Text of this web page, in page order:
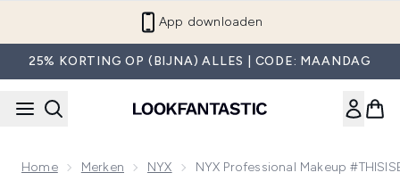
App downloaden
25% KORTING OP (BIJNA) ALLES | CODE: MAANDAG
Home Merken NYX NYX Professional Makeup